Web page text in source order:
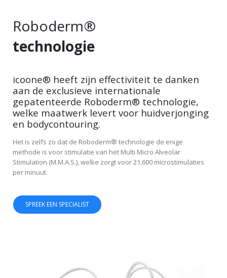
Roboderm®
technologie
icoone® heeft zijn effectiviteit te danken
aan de exclusieve internationale
gepatenteerde Roboderm® technologie,
welke maatwerk levert voor huidverjonging
en bodycontouring.
Het is zelfs zo dat de Roboderm® technologie de enige
methode is voor stimulatie van het Multi Micro Alveolar
Stimulation (M.M.A.S.), welke zorgt voor 21.600 microstimulaties
per minuut.
SPREEK EEN SPECIALIST